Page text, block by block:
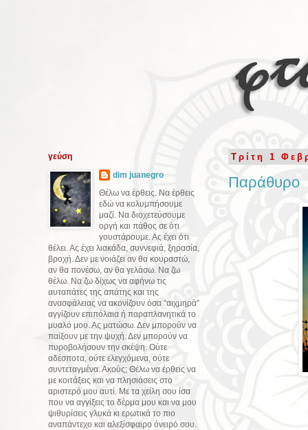
Τρίτη 1
Παράθυρο
γεύση
dim juanegro
Θέλω να έρθεις. Να έρθεις
εδώ να κολυμπήσουμε
μαζί. Να διοχετεύσουμε
οργή και πάθος σε ότι
γουστάρουμε. Ας έχει ότι
θέλει. Ας έχει λιακάδα, συννεφιά, ξηρασία,
βροχή. Δεν με νοιάζει αν θα κουραστώ,
αν θα πονέσω, αν θα γελάσω. Να ζω
θέλω. Να ζω δίχως να αφήνω τις
αυταπάτες της απάτης και της
ανασφάλειας να ακονίζουν όσα “αιχμηρά”
αγγίζουν επιπόλαια ή παραπλανητικά το
μυαλό μου. Ας ματώσω. Δεν μπορούν να
παίξουν με την ψυχή. Δεν μπορούν να
πυροβολήσουν την σκέψη. Ούτε
αδέσποτα, ούτε ελεγχόμενα, ούτε
συντεταγμένα. Ακούς; Θέλω να έρθεις να
με κοιτάξεις και να πλησιάσεις στο
αριστερό μου αυτί. Με τα χείλη σου ίσα
που να αγγίξεις το δέρμα μου και να μου
ψιθυρίσεις γλυκά κι ερωτικά το πιο
αναπάντεχο και αλεξίσφαιρο όνειρό σου.